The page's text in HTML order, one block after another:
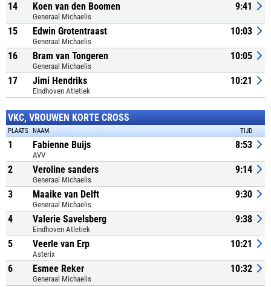
14 Koen van den Boomen
Generaal Michaelis
9:41
15 Edwin Grotentraast
Generaal Michaelis
10:03
16 Bram van Tongeren
Generaal Michaelis
10:05
17 Jimi Hendriks
Eindhoven Atletiek
10:21
VKC, VROUWEN KORTE CROSS
PLAATS NAAM TIJD
1 Fabienne Buijs
AVV
8:53
2 Veroline sanders
Generaal Michaelis
9:14
3 Maaike van Delft
Generaal Michaelis
9:30
4 Valerie Savelsberg
Eindhoven Atletiek
9:38
5 Veerle van Erp
Asterix
10:21
6 Esmee Reker
Generaal Michaelis
10:32